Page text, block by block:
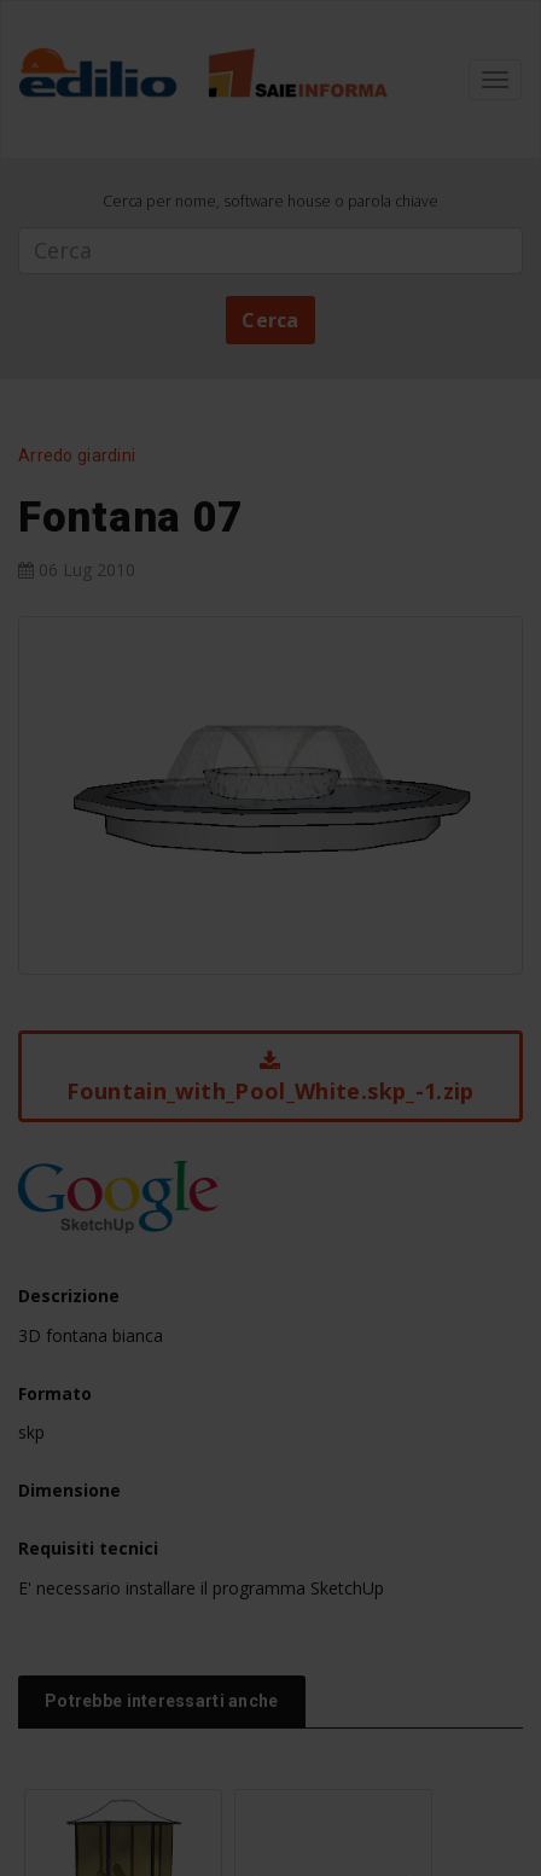
Cerca per nome, software house o parola chiave
Cerca
Arredo giardini
Fontana 07
06 Lug 2010
Fountain_with_Pool_White.skp_-1.zip
Descrizione
3D fontana bianca
Formato
skp
Dimensione
Requisiti tecnici
E' necessario installare il programma SketchUp
Potrebbe interessarti anche